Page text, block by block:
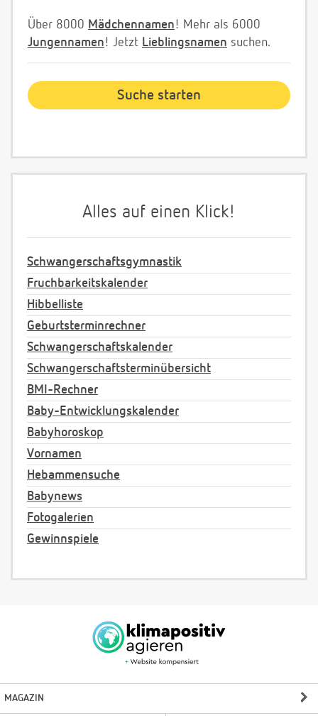
Über 8000 Mädchennamen! Mehr als 6000
Jungennamen! Jetzt Lieblingsnamen suchen.
Alles auf einen Klick!
Schwangerschaftsgymnastik
Fruchbarkeitskalender
Hibbelliste
Geburtsterminrechner
Schwangerschaftskalender
Schwangerschaftsterminübersicht
BMI-Rechner
Baby-Entwicklungskalender
Babyhoroskop
Vornamen
Hebammensuche
Babynews
Fotogalerien
Gewinnspiele
MAGAZIN